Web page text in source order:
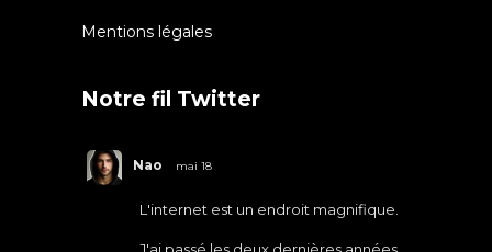
Mentions légales
Notre fil Twitter
Nao mai 18
L'internet est un endroit magnifique.